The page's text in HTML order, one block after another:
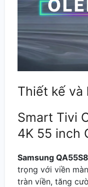
Thiết kế
Smart Tivi
4K 55 inch
Samsung
trọng với viền
tràn viền, tăng